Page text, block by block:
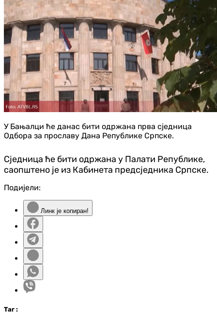
У Бањалци ће данас бити одржана прва сједница
Одбора за прославу Дана Републике Српске.
Сједница ће бити одржана у Палати Републике,
саопштено је из Кабинета предсједника Српске.
Подијели:
Линк је копиран!
Таг :